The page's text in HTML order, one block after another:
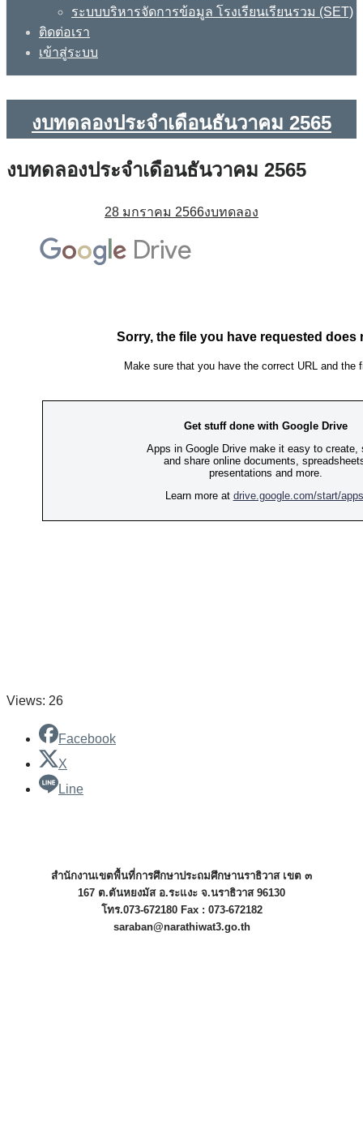
ระบบบริหารจัดการข้อมูล โรงเรียนเรียนรวม (SET)
ติดต่อเรา
เข้าสู่ระบบ
งบทดลองประจำเดือนธันวาคม 2565
งบทดลองประจำเดือนธันวาคม 2565
28 มกราคม 2566งบทดลอง
Views: 26
Facebook
X
Line
สำนักงานเขตพื้นที่การศึกษาประถมศึกษานราธิวาส เขต ๓
167 ต.ตันหยงมัส อ.ระแงะ จ.นราธิวาส 96130
โทร.073-672180 Fax : 073-672182
saraban@narathiwat3.go.th